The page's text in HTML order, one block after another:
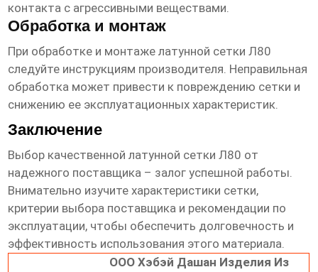
контакта с агрессивными веществами.
Обработка и монтаж
При обработке и монтаже латунной сетки Л80
следуйте инструкциям производителя. Неправильная
обработка может привести к повреждению сетки и
снижению ее эксплуатационных характеристик.
Заключение
Выбор качественной латунной сетки Л80 от
надежного поставщика – залог успешной работы.
Внимательно изучите характеристики сетки,
критерии выбора поставщика и рекомендации по
эксплуатации, чтобы обеспечить долговечность и
эффективность использования этого материала.
ООО Хэбэй Дашан Изделия Из